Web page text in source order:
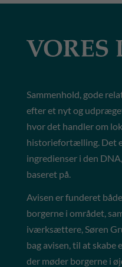
Sammenhold, gode
efter et nyt og
hvor det handler om
historiefortælling. Det
ingredienser i den
baseret på.
Avisen er funderet
borgerne i området,
iværksættere, Søren
bag avisen, til at
der møder borgerne i